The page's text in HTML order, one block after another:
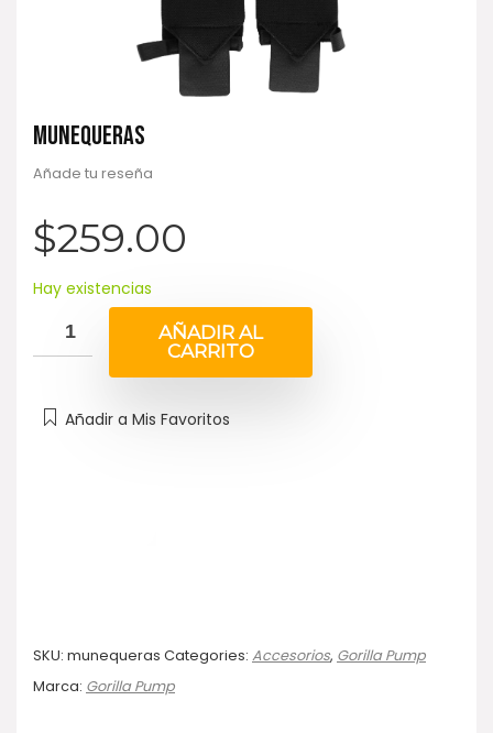
MUÑEQUERAS
Añade tu reseña
$259.00
Hay existencias
AÑADIR AL
CARRITO
Añadir a Mis Favoritos
SKU: munequeras Categories: Accesorios, Gorilla Pump
Marca: Gorilla Pump